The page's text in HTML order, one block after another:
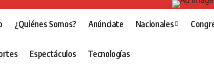
¿Quiénes Somos? Anúnciate Nacionales
Espectáculos Tecnologías